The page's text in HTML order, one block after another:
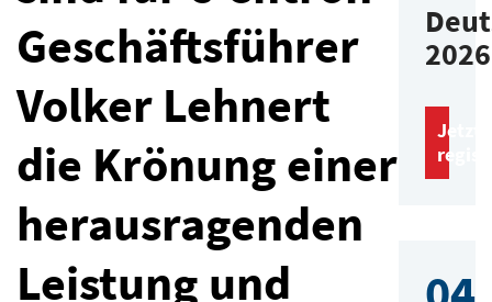
Geschäftsführer
Volker Lehnert
die Krönung einer
herausragenden
Leistung und
2026
Jetzt